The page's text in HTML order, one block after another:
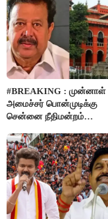
#BREAKING : முன்னாள்
அமைச்சர் பொன்முடிக்கு
சென்னை நீதிமன்றம்